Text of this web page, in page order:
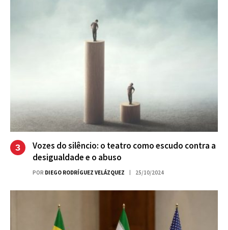
Vozes do silêncio: o teatro como escudo contra a
desigualdade e o abuso
POR DIEGO RODRÍGUEZ VELÁZQUEZ 25/10/2024